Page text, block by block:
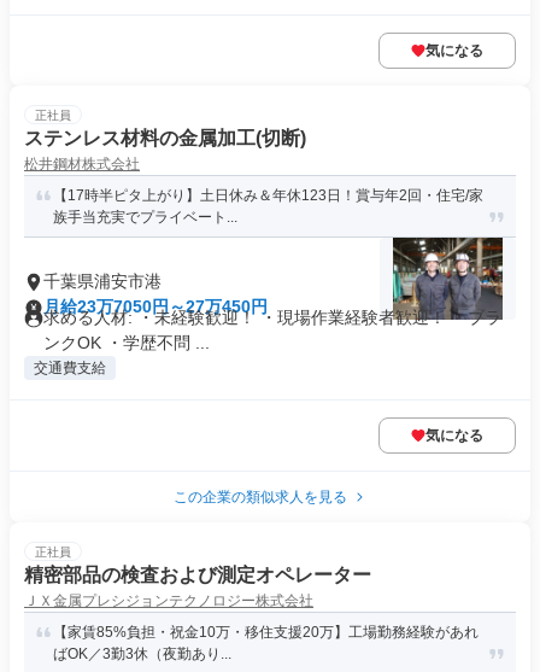
気になる
正社員
ステンレス材料の金属加工(切断)
松井鋼材株式会社
【17時半ピタ上がり】土日休み＆年休123日！賞与年2回・住宅/家
族手当充実でプライベート...
千葉県浦安市港
月給23万7050円～27万450円
求める人材: ​・未経験歓迎！ ・現場作業経験者歓迎！ ・ブラ
ンクOK ・学歴不問 ...
交通費支給
気になる
この企業の類似求人を見る
正社員
精密部品の検査および測定オペレーター
ＪＸ金属プレシジョンテクノロジー株式会社
【家賃85%負担・祝金10万・移住支援20万】工場勤務経験があれ
ばOK／3勤3休（夜勤あり...